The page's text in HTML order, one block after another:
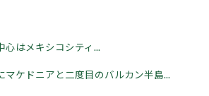
心はメキシコシティ...
マケドニアと二度目のバルカン半島...